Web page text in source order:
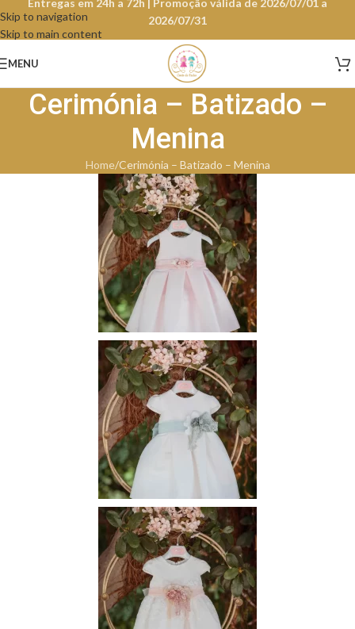
Skip to navigation
Skip to main content
Entregas em 24h a 72h | Promoção válida de 2026/07/01 a
2026/07/31
MENU
Cerimónia – Batizado –
Menina
Home Cerimónia – Batizado – Menina